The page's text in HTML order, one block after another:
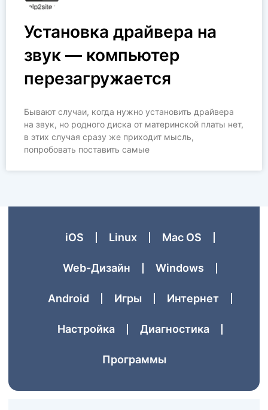
Установка драйвера на
звук — компьютер
перезагружается
Бывают случаи, когда нужно установить драйвера
на звук, но родного диска от материнской платы нет,
в этих случая сразу же приходит мысль,
попробовать поставить самые
iOS Linux Mac OS
Web-Дизайн Windows
Аndroid Игры Интернет
Настройка Диагностика
Программы